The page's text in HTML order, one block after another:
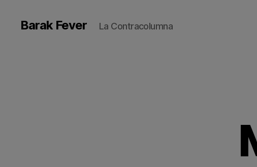
Barak Fever La Contracolumna